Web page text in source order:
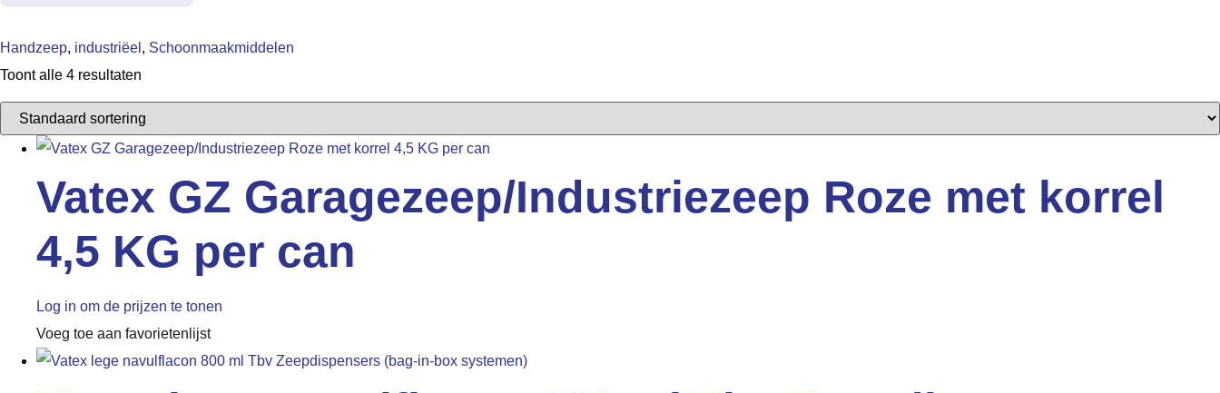
Handzeep, industriëel , Schoonmaakmiddelen
Toont alle 4 resultaten
Vatex GZ Garagezeep/Industriezeep Roze met korrel
4,5 KG per can
Log in om de prijzen te tonen
Voeg toe aan favorietenlijst